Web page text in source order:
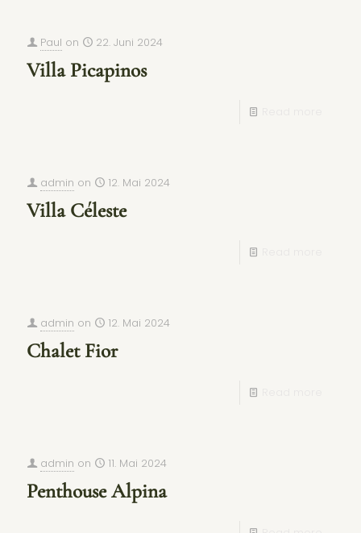
Paul on 22. Juni 2024
Villa Picapinos
admin on 12. Mai 2024
Villa Céleste
admin on 12. Mai 2024
Chalet Fior
admin on 11. Mai 2024
Penthouse Alpina